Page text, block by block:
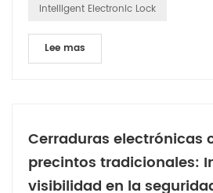
Intelligent Electronic Lock
Lee mas
Cerraduras electrónicas
precintos tradicionales:
visibilidad en la